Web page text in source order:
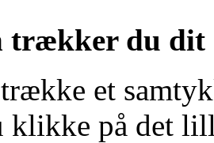
trækker du dit
et
klikke på det